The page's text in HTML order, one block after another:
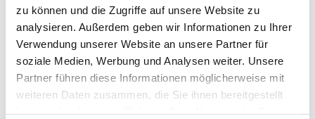
zu können und die Zugriffe auf unsere Website zu
analysieren. Außerdem geben wir Informationen zu Ihrer
Verwendung unserer Website an unsere Partner für
soziale Medien, Werbung und Analysen weiter. Unsere
Partner führen diese Informationen möglicherweise mit
weiteren Daten zusammen, die Sie ihnen bereitgestellt